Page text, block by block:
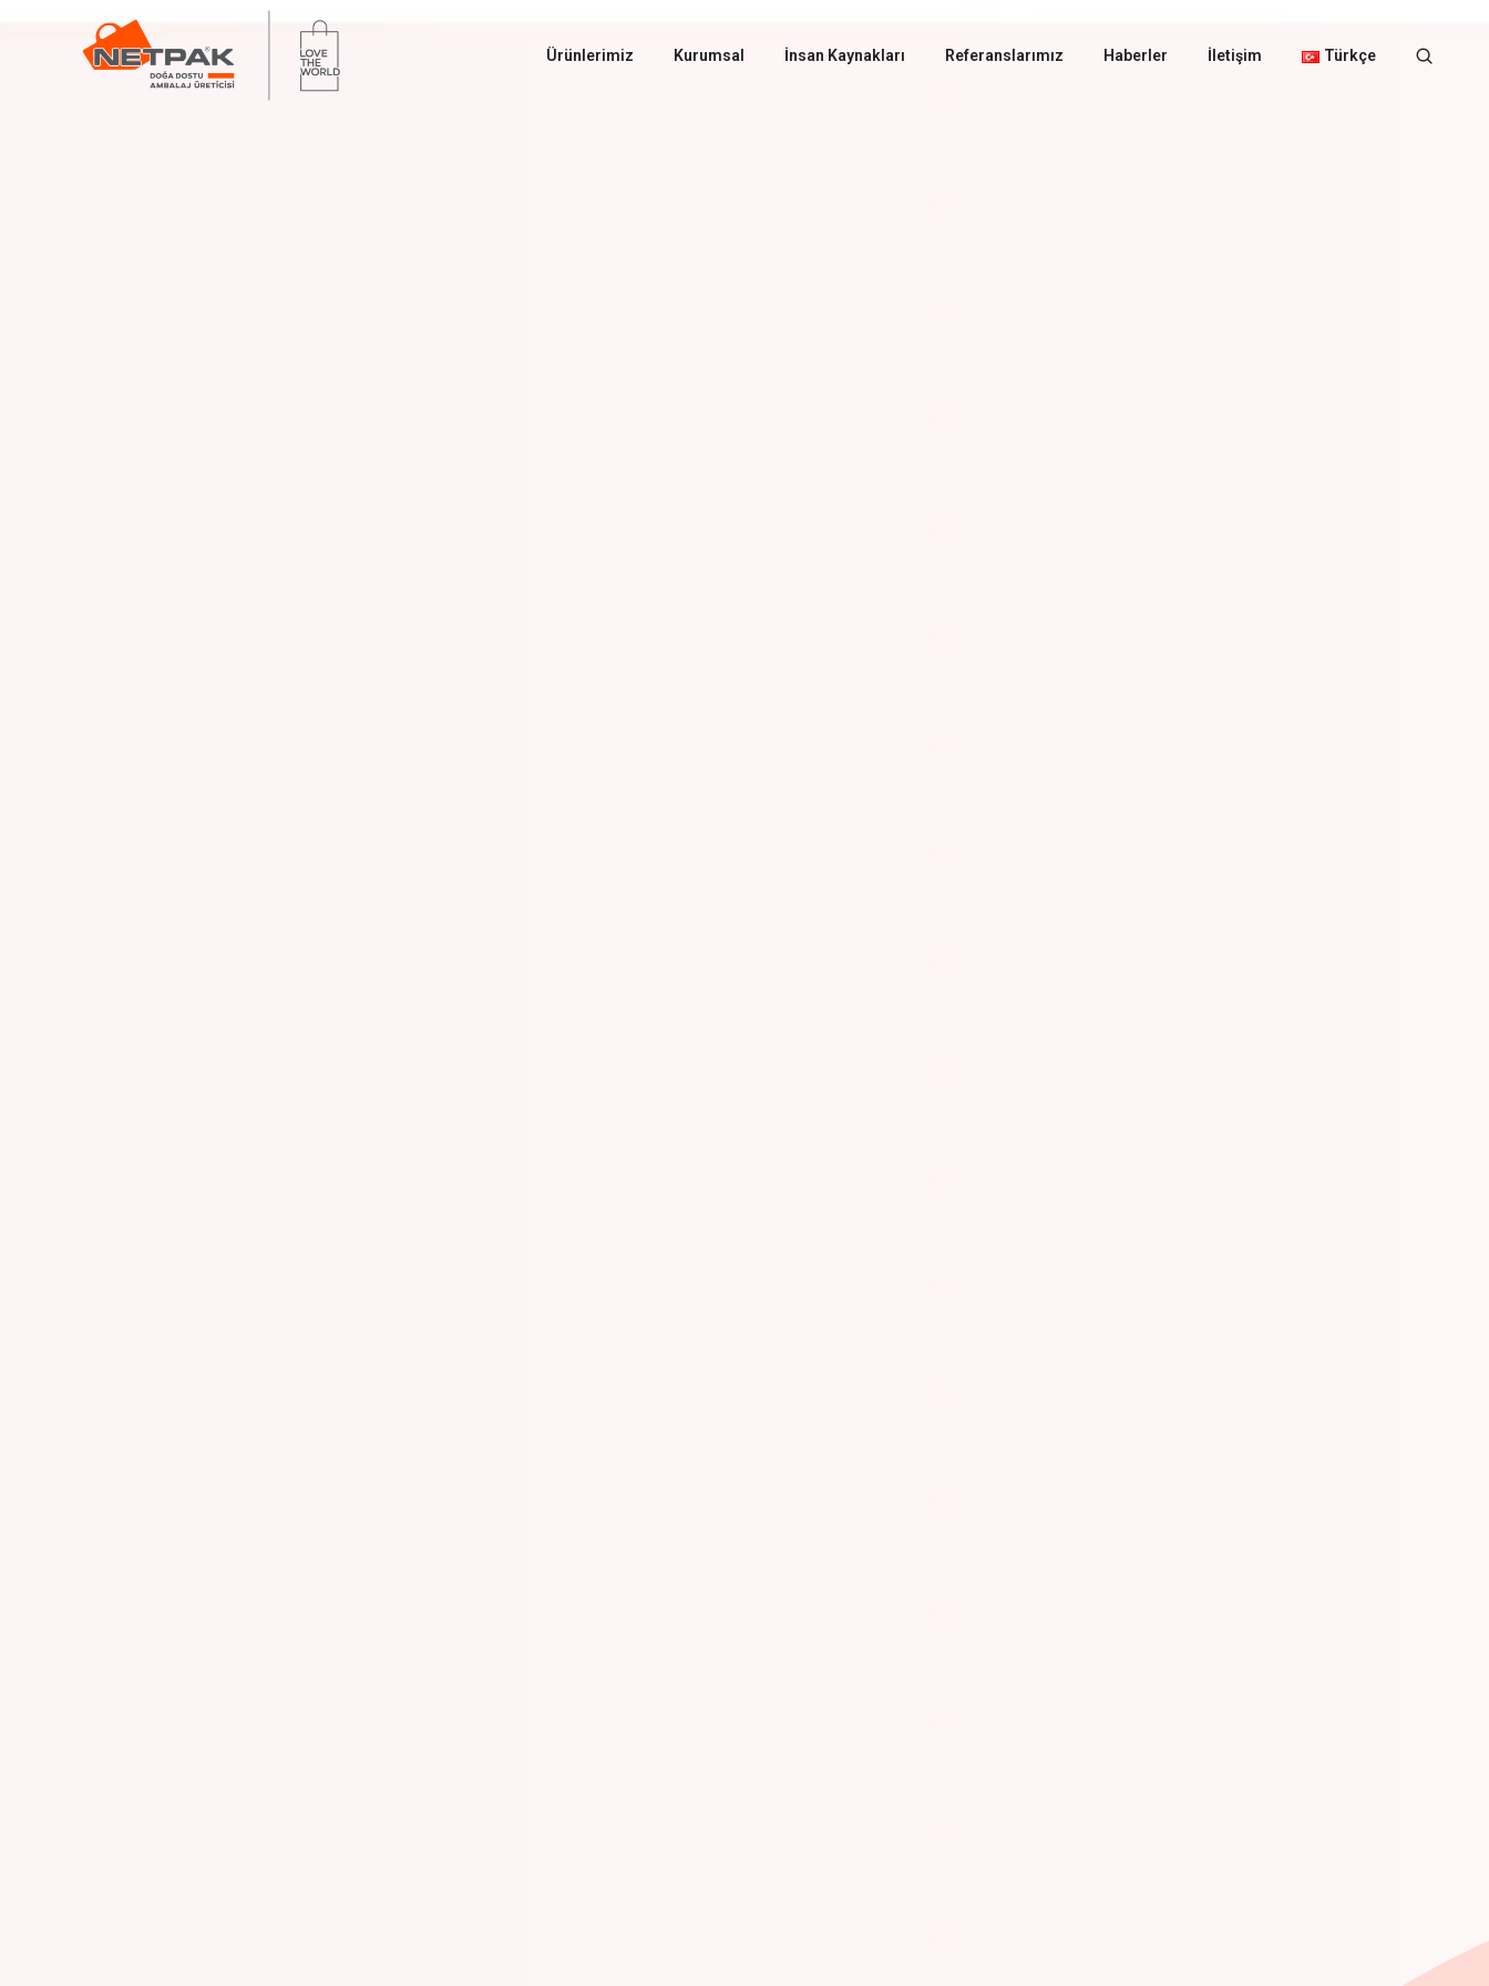
Ürünlerimiz Kurumsal İnsan Kaynakları Referanslarımız Haberler İletişim Türkçe